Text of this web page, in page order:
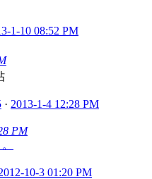
1-10 08:52 PM
· 2013-1-4 12:28 PM
PM
10-3 01:20 PM